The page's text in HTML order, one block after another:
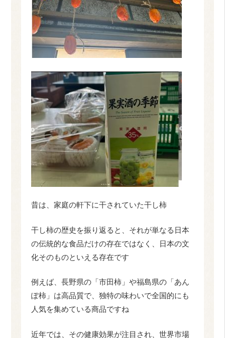
昔は、家庭の軒下に干されていた干し柿
干し柿の歴史を振り返ると、それが単なる日本
の伝統的な食品だけの存在ではなく、日本の文
化そのものといえる存在です
例えば、長野県の「市田柿」や福島県の「あん
ぽ柿」は高品質で、独特の味わいで全国的にも
人気を集めている商品ですね
近年では、その健康効果が注目され、世界市場